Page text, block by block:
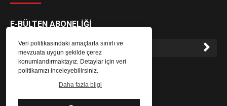
Veri politikasındaki amaçlarla sınırlı ve
mevzuata uygun şekilde çerez
konumlandırmaktayız. Detaylar için veri
politikamızı inceleyebilirsiniz.
Daha fazla bilgi
E-BÜLTEN ABONELİĞİ
E-Bülten aboneliği ile haberlere daha hızlı erişin.